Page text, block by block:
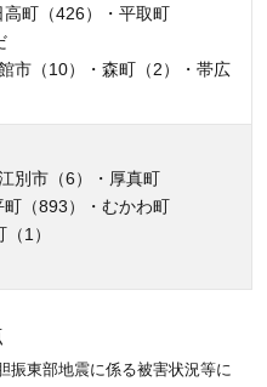
町（426）・平取町
市（10）・森町（2）・帯広
別市（6）・厚真町
町（893）・むかわ町
1）
振東部地震に係る被害状況等に